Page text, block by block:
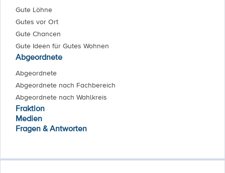
Gute Löhne
Gutes vor Ort
Gute Chancen
Gute Ideen für Gutes Wohnen
Abgeordnete
Abgeordnete
Abgeordnete nach Fachbereich
Abgeordnete nach Wahlkreis
Fraktion
Medien
Fragen & Antworten